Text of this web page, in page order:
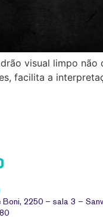
visual limpo não
facilita a
Boni, 2250 – sala 3 –